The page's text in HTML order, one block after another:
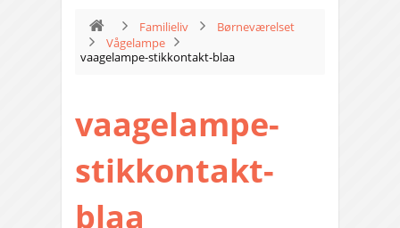
Familieliv
Børneværelset
Vågelampe
vaagelampe-stikkontakt-blaa
vaagelampe-
stikkontakt-
blaa